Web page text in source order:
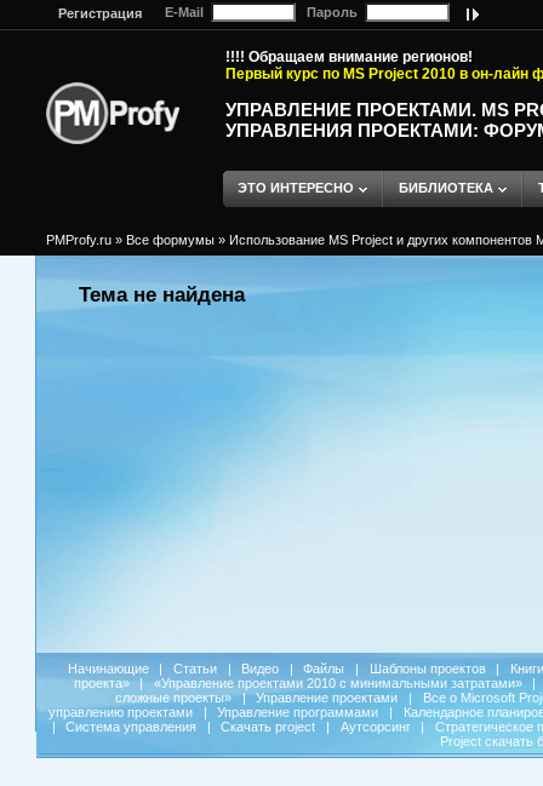
Регистрация E-Mail Пароль
!!!! Обращаем внимание регионов!
Первый курс по MS Project 2010 в он-лайн
УПРАВЛЕНИЕ ПРОЕКТАМИ. MS
УПРАВЛЕНИЯ ПРОЕКТАМИ:
ЭТО ИНТЕРЕСНО БИБЛИОТЕКА
PMProfy.ru » Все формумы » Использование MS Project и других компонентов
Тема не найдена
Начинающие | Статьи | Видео | Файлы | Шаблоны проектов |
Книги
проекта»
| «Управление проектами 2010 с минимальными затратами»
|
сложные проекты»
| Управление проектами |
Все о Microsoft
управлению проектами
| Управление программами |
Календарное
|
Система управления | Скачать project | Аутсорсинг |
Стратегическое
Project скачать